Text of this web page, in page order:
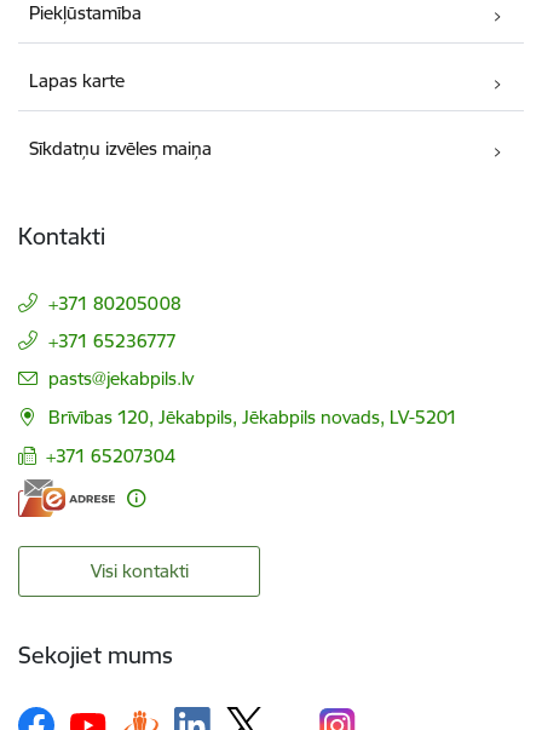
Piekļūstamība
Lapas karte
Sīkdatņu izvēles maiņa
Kontakti
+371 80205008
+371 65236777
E-pasts:
pasts@jekabpils.lv
Brīvības 120, Jēkabpils, Jēkabpils novads, LV-5201
+371 65207304
Visi kontakti
Sekojiet mums